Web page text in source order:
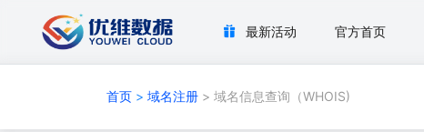
最新活动 官方首页
首页 > 域名注册 > 域名信息查询（WHOIS)